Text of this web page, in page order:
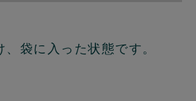
袋に入った状態です。